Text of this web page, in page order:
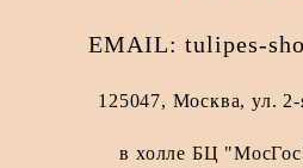
EMAIL: tulipes-
125047, Москва, ул. 2-
в холле БЦ